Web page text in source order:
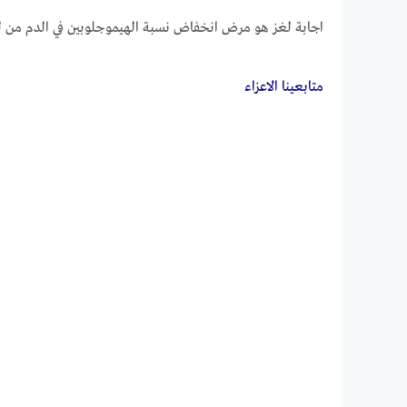
اجابة لغز هو مرض انخفاض نسبة الهيموجلوبين في الدم من لغز 2 رمضان من لعبة رشفة
متابعــــينا الاعزاء